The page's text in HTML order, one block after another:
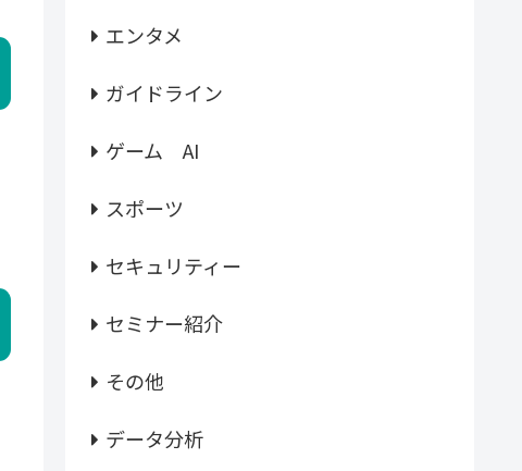
エンタメ
ガイドライン
ゲーム AI
スポーツ
セキュリティー
セミナー紹介
その他
データ分析